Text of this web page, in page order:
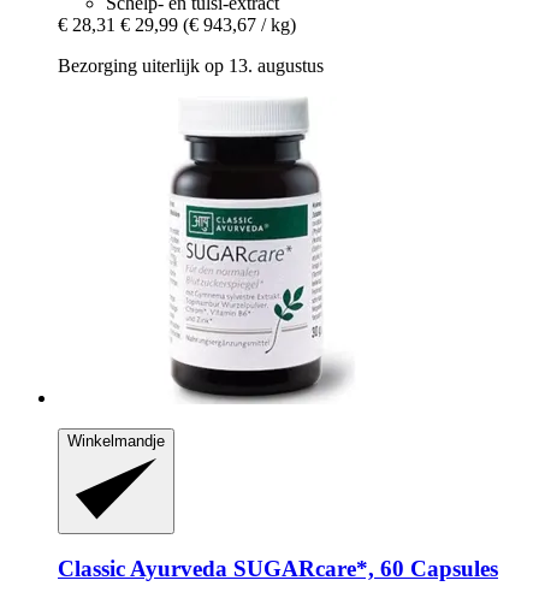
€ 28,31 € 29,99 (€ 943,67 / kg)
Bezorging uiterlijk op 13. augustus
Winkelmandje
Classic Ayurveda SUGARcare*, 60 Capsules